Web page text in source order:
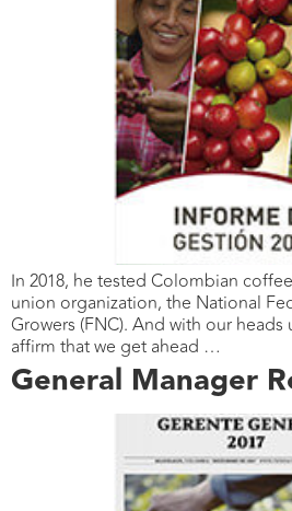
In 2018, he tested Colombian
union organization, the National
Growers (FNC). And with our heads
affirm that we get ahead …
General Manager